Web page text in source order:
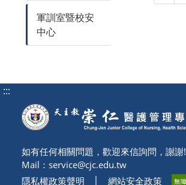
軍訓室暨校安
中心
:::
如有任何相關問題，歡迎來信詢問，謝謝!
Mail： service@cjc.edu.tw
隱私權政策聲明
網站安全政策